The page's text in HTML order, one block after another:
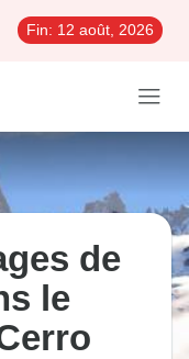
Fin: 12 août, 2026
de
le